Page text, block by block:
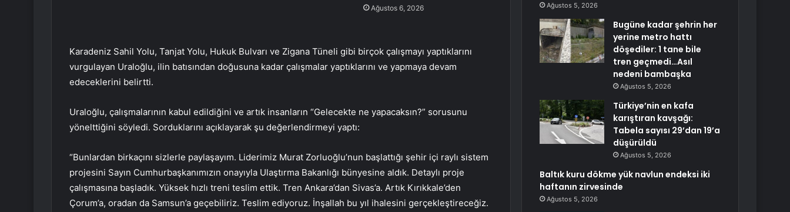
Ağustos 6, 2026
Karadeniz Sahil Yolu, Tanjat Yolu, Hukuk Bulvarı ve Zigana Tüneli gibi birçok çalışmayı yaptıklarını
vurgulayan Uraloğlu, ilin batısından doğusuna kadar çalışmalar yaptıklarını ve yapmaya devam
edeceklerini belirtti.
Uraloğlu, çalışmalarının kabul edildiğini ve artık insanların “Gelecekte ne yapacaksın?” sorusunu
yönelttiğini söyledi. Sorduklarını açıklayarak şu değerlendirmeyi yaptı:
“Bunlardan birkaçını sizlerle paylaşayım. Liderimiz Murat Zorluoğlu’nun başlattığı şehir içi raylı sistem
projesini Sayın Cumhurbaşkanımızın onayıyla Ulaştırma Bakanlığı bünyesine aldık. Detaylı proje
çalışmasına başladık. Yüksek hızlı treni teslim ettik. Tren Ankara’dan Sivas’a. Artık Kırıkkale’den
Çorum’a, oradan da Samsun’a geçebiliriz. Teslim ediyoruz. İnşallah bu yıl ihalesini gerçekleştireceğiz.
Ağustos 5, 2026
Bugüne kadar şehrin her
yerine metro hattı
döşediler: 1 tane bile
tren geçmedi…Asıl
nedeni bambaşka
Ağustos 5, 2026
Türkiye’nin en kafa
karıştıran kavşağı:
Tabela sayısı 29’dan 19’a
düşürüldü
Ağustos 5, 2026
Baltık kuru dökme yük navlun endeksi iki
haftanın zirvesinde
Ağustos 5, 2026